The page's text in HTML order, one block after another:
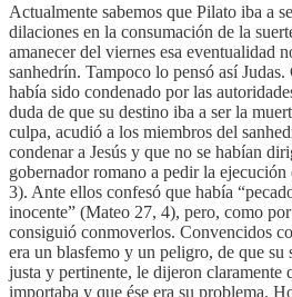
Actualmente sabemos que Pilato iba a
dilaciones en la consumación de la
amanecer del viernes esa eventualidad
sanhedrín. Tampoco lo pensó así Judas.
había sido condenado por las
duda de que su destino iba a ser la
culpa, acudió a los miembros del
condenar a Jesús y que no se habían
gobernador romano a pedir la
3). Ante ellos confesó que había
inocente” (Mateo 27, 4), pero, como
consiguió conmoverlos. Convencidos
era un blasfemo y un peligro, de que su
justa y pertinente, le dijeron claramente
importaba y que ése era su problema.